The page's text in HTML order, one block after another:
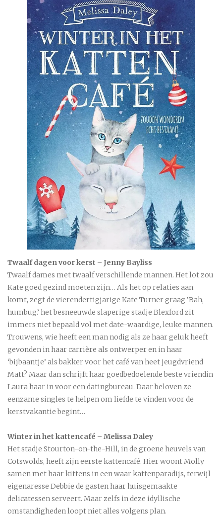
Twaalf dagen voor kerst – Jenny Bayliss
Twaalf dames met twaalf verschillende mannen. Het lot zou
Kate goed gezind moeten zijn… Als het op relaties aan
komt, zegt de vierendertigjarige Kate Turner graag ‘Bah,
humbug.’ het besneeuwde slaperige stadje Blexford zit
immers niet bepaald vol met date-waardige, leuke mannen.
Trouwens, wie heeft een man nodig als ze haar geluk heeft
gevonden in haar carrière als ontwerper en in haar
‘bijbaantje’ als bakker voor het café van heet jeugdvriend
Matt? Maar dan schrijft haar goedbedoelende beste vriendin
Laura haar in voor een datingbureau. Daar beloven ze
eenzame singles te helpen om liefde te vinden voor de
kerstvakantie begint…
Winter in het kattencafé – Melissa Daley
Het stadje Stourton-on-the-Hill, in de groene heuvels van
Cotswolds, heeft zijn eerste kattencafé. Hier woont Molly
samen met haar kittens in een waar kattenparadijs, terwijl
eigenaresse Debbie de gasten haar huisgemaakte
delicatessen serveert. Maar zelfs in deze idyllische
omstandigheden loopt niet alles volgens plan.